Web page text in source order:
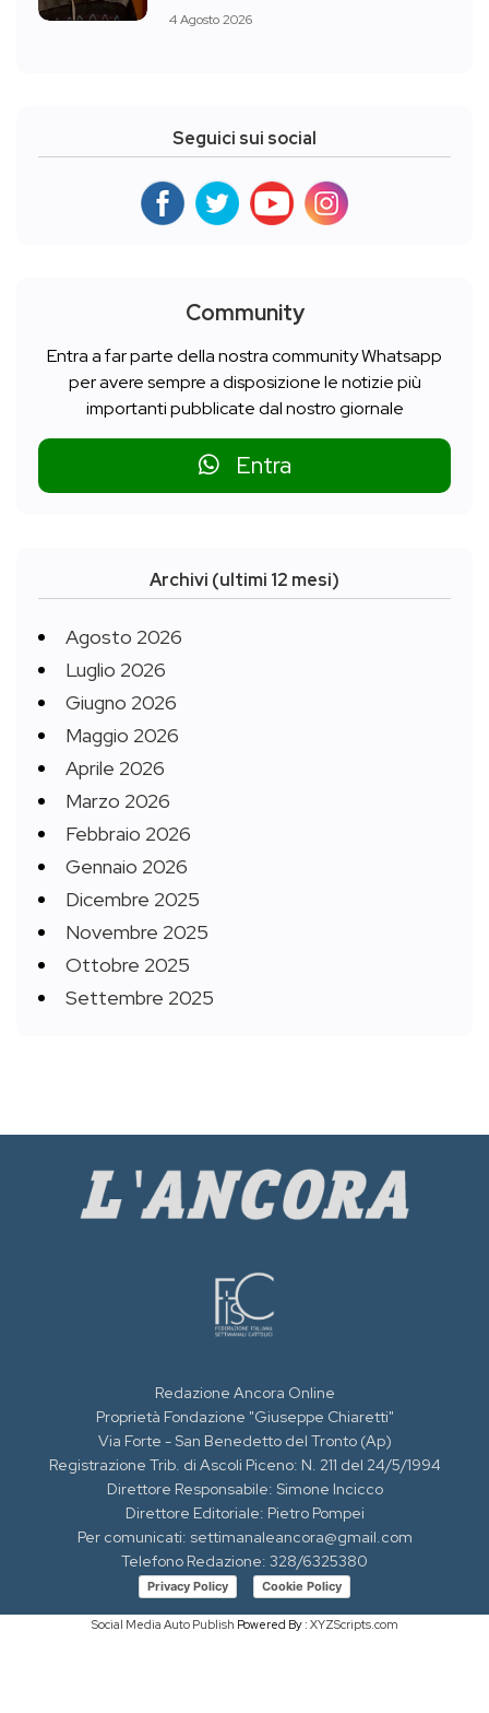
4 Agosto 2026
Seguici sui social
Community
Entra a far parte della nostra community Whatsapp
per avere sempre a disposizione le notizie più
importanti pubblicate dal nostro giornale
Entra
Archivi (ultimi 12 mesi)
Agosto 2026
Luglio 2026
Giugno 2026
Maggio 2026
Aprile 2026
Marzo 2026
Febbraio 2026
Gennaio 2026
Dicembre 2025
Novembre 2025
Ottobre 2025
Settembre 2025
Redazione Ancora Online
Proprietà Fondazione "Giuseppe Chiaretti"
Via Forte - San Benedetto del Tronto (Ap)
Registrazione Trib. di Ascoli Piceno: N. 211 del 24/5/1994
Direttore Responsabile: Simone Incicco
Direttore Editoriale: Pietro Pompei
Per comunicati: settimanaleancora@gmail.com
Telefono Redazione: 328/6325380
Privacy Policy Cookie Policy
Social Media Auto Publish Powered By : XYZScripts.com